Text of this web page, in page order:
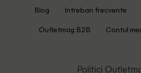
Blog Intrebari frecvente
Outletmag B2B Contul
Politici